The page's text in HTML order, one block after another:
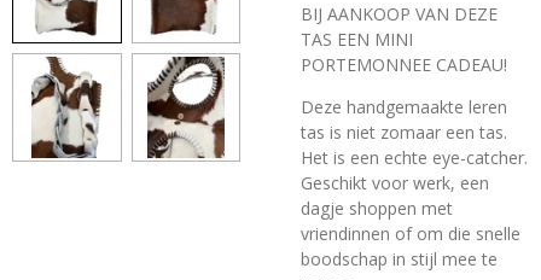
BIJ AANKOOP VAN DEZE
TAS EEN MINI
PORTEMONNEE CADEAU!
Deze handgemaakte leren
tas is niet zomaar een tas.
Het is een echte eye-catcher.
Geschikt voor werk, een
dagje shoppen met
vriendinnen of om die snelle
boodschap in stijl mee te